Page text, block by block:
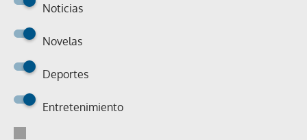
Noticias
Novelas
Deportes
Entretenimiento